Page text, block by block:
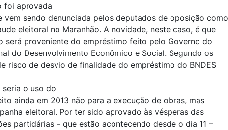
foi aprovada
vem sendo denunciada pelos deputados de oposição como
eleitoral no Maranhão. A novidade, neste caso, é que
será proveniente do empréstimo feito pelo Governo do
do Desenvolvimento Econômico e Social. Segundo os
risco de desvio de finalidade do empréstimo do BNDES
seria o uso do
ainda em 2013 não para a execução de obras, mas
eleitoral. Por ter sido aprovado às vésperas das
partidárias – que estão acontecendo desde o dia 11 –